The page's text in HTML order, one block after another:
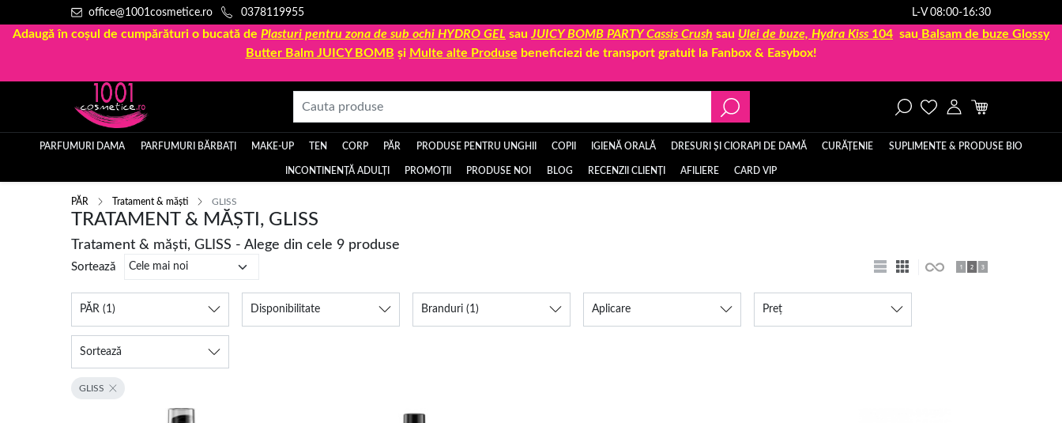
office@1001cosmetice.ro 0378119955 L-V 08:00-16:30
Adaugă în coșul de cumpărături o bucată de Plasturi pentru zona de sub ochi HYDRO GEL sau JUICY BOMB PARTY Cassis Crush sau Ulei de buze, Hydra Kiss 104 sau Balsam de buze Glossy
Butter Balm JUICY BOMB și Multe alte Produse beneficiezi de transport gratuit la Fanbox & Easybox!
PARFUMURI DAMA PARFUMURI BĂRBAȚI MAKE-UP TEN CORP PĂR PRODUSE PENTRU UNGHII COPII IGIENĂ ORALĂ DRESURI ȘI CIORAPI DE DAMĂ CURĂȚENIE SUPLIMENTE & PRODUSE BIO
INCONTINENȚĂ ADULȚI PROMOȚII PRODUSE NOI BLOG RECENZII CLIENȚI AFILIERE CARD VIP
PĂR Tratament & măști GLISS
TRATAMENT & MĂȘTI, GLISS
Tratament & măști, GLISS - Alege din cele 9 produse
Sortează
PĂR (1) Disponibilitate Branduri (1) Aplicare Preț
Sortează
GLISS